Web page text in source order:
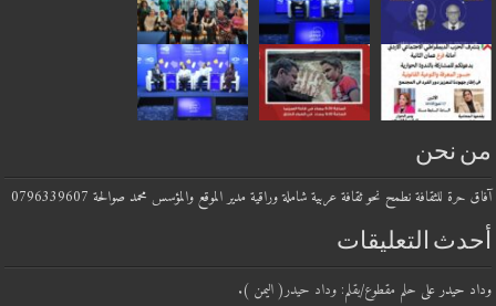
من نحن
آفاق حرة للثقافة نطمح نحو ثقافة عربية شاملة وراقية مدير الموقع والمؤسس محمد صوالحة 0796339607
أحدث التعليقات
وداد حيدر على حلم مقطوع/بقلم: وداد حيدر( اليمن ).